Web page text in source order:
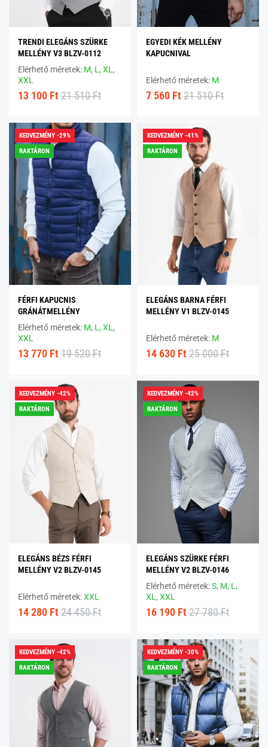
TRENDI ELEGÁNS SZÜRKE
MELLÉNY V3 BLZV-0112
Elérhető méretek: M, L,XL,
XXL
13 100 Ft 21 510 Ft
EGYEDI KÉK MELLÉNY
KAPUCNIVAL
Elérhető méretek: M
7 560 Ft 21 510 Ft
KEDVEZMÉNY -29%
RAKTÁRON
FÉRFI KAPUCNIS
GRÁNÁTMELLÉNY
Elérhető méretek: M, L,XL,
XXL
13 770 Ft 19 520 Ft
KEDVEZMÉNY -41%
RAKTÁRON
ELEGÁNS BARNA FÉRFI
MELLÉNY V1 BLZV-0145
Elérhető méretek: M
14 630 Ft 25 000 Ft
KEDVEZMÉNY -42%
RAKTÁRON
ELEGÁNS BÉZS FÉRFI
MELLÉNY V2 BLZV-0145
Elérhető méretek:XXL
14 280 Ft 24 450 Ft
KEDVEZMÉNY -42%
RAKTÁRON
ELEGÁNS SZÜRKE FÉRFI
MELLÉNY V2 BLZV-0146
Elérhető méretek:S, M, L,
XL,XXL
16 190 Ft 27 780 Ft
KEDVEZMÉNY -42%
RAKTÁRON
KEDVEZMÉNY -30%
RAKTÁRON